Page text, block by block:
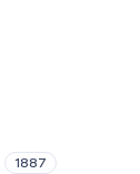
1887